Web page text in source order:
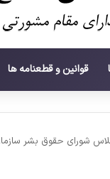
قوانین و قطعنامه ها
شورای حقوق بشر